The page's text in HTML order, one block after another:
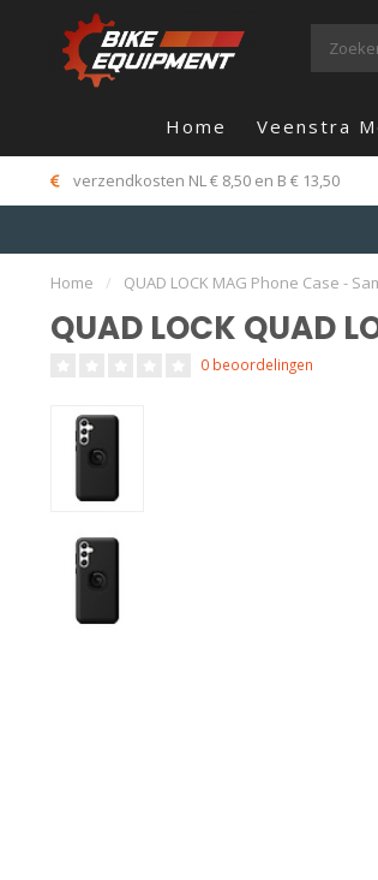
Home Veenstra
verzendkosten NL € 8,50 en B € 13,50
Home / QUAD LOCK MAG Phone Case -
QUAD LOCK QUAD
0 beoordelingen